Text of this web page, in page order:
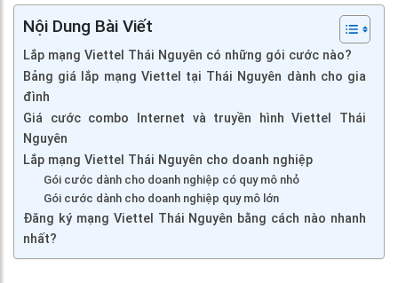
Nội Dung Bài Viết
Lắp mạng Viettel Thái Nguyên có những gói cước nào?
Bảng giá lắp mạng Viettel tại Thái Nguyên dành cho gia
đình
Giá cước combo Internet và truyền hình Viettel Thái
Nguyên
Lắp mạng Viettel Thái Nguyên cho doanh nghiệp
Gói cước dành cho doanh nghiệp có quy mô nhỏ
Gói cước dành cho doanh nghiệp quy mô lớn
Đăng ký mạng Viettel Thái Nguyên bằng cách nào nhanh
nhất?